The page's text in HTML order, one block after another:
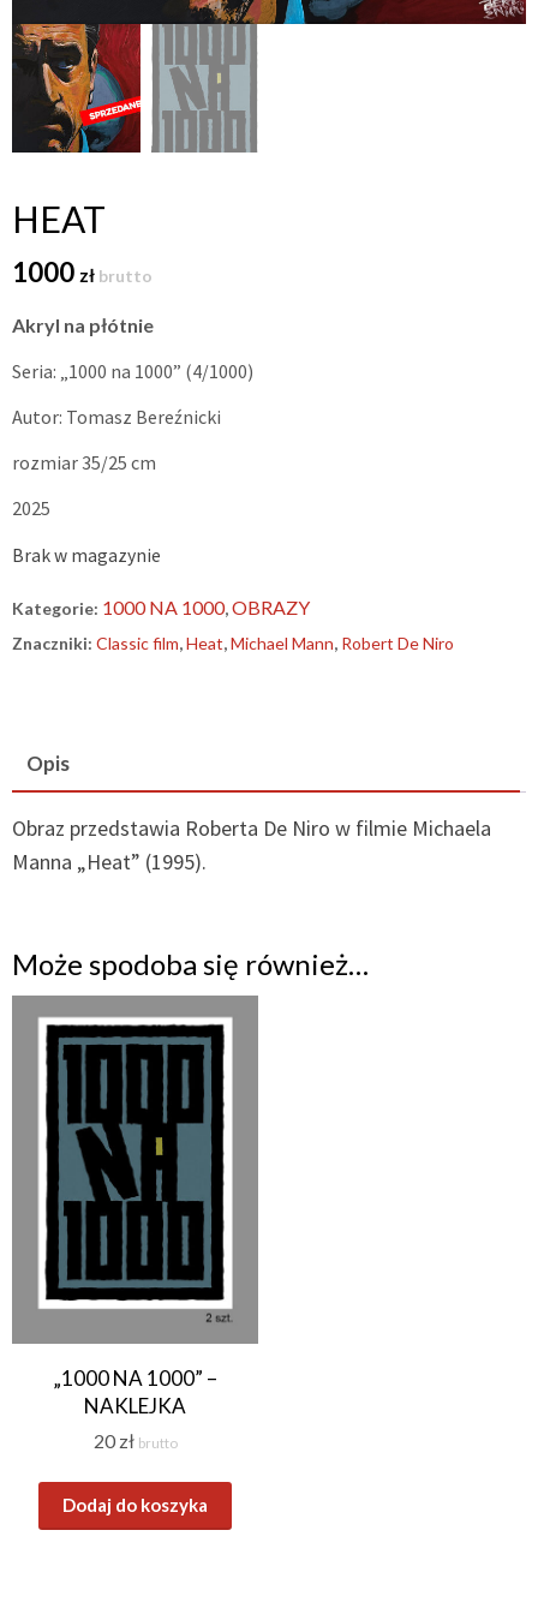
HEAT
1000 zł brutto
Akryl na płótnie
Seria: „1000 na 1000” (4/1000)
Autor: Tomasz Bereźnicki
rozmiar 35/25 cm
2025
Brak w magazynie
Kategorie: 1000 NA 1000,OBRAZY
Znaczniki: Classic film,Heat,Michael Mann, Robert De Niro
Opis
Obraz przedstawia Roberta De Niro w filmie Michaela
Manna „Heat” (1995).
Może spodoba się również…
„1000 NA 1000” –
NAKLEJKA
20 zł brutto
Dodaj do koszyka